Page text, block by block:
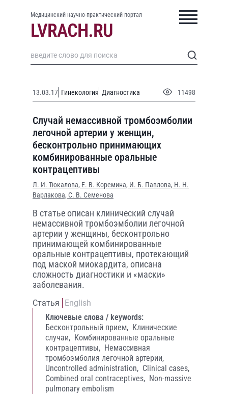
Медицинский научно-практический портал
13.03.17 Гинекология Диагностика 11498
Случай немассивной тромбоэмболии
легочной артерии у женщин,
бесконтрольно принимающих
комбинированные оральные
контрацептивы
Л. И. Тюкалова, Е. В. Коремина, И. Б. Павлова, Н. Н.
Варлакова, С. В. Семенова
В статье описан клинический случай
немассивной тромбоэмболии легочной
артерии у женщины, бесконтрольно
принимающей комбинированные
оральные контрацептивы, протекающий
под маской миокардита, описана
сложность диагностики и «маски»
заболевания.
Статья
English
Ключевые слова / keywords:
Бесконтрольный прием, Клинические
случаи, Комбинированные оральные
контрацептивы, Немассивная
тромбоэмболия легочной артерии,
Uncontrolled administration, Clinical cases,
Combined oral contraceptives, Non-massive
pulmonary embolism